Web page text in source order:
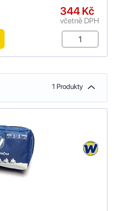
344 Kč
včetně DPH
1 Produkty